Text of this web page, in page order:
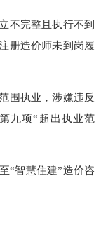
完整且执行不到
册造价师未到岗履
执业，涉嫌违反
九项“超出执业范
智慧住建”造价咨